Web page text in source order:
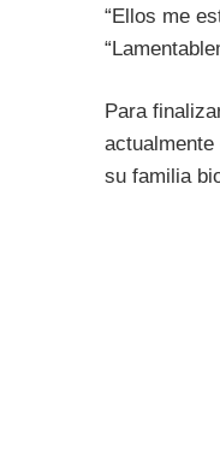
“Ellos me
Para
su familia